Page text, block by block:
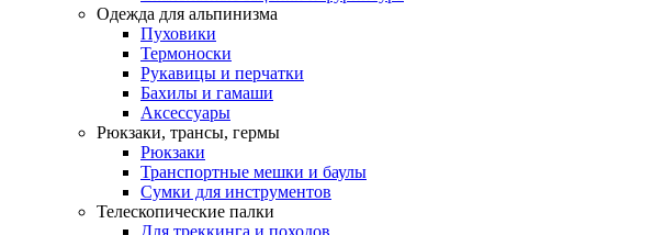
Одежда для альпинизма
Пуховики
Термоноски
Рукавицы и перчатки
Бахилы и гамаши
Аксессуары
Рюкзаки, трансы, гермы
Рюкзаки
Транспортные мешки и баулы
Сумки для инструментов
Телескопические палки
Для треккинга и походов